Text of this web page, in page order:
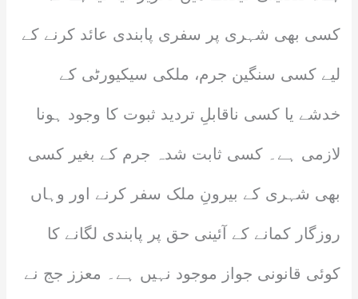
کسی بھی شہری پر سفری پابندی عائد کرنے کے
لیے کسی سنگین جرم، ملکی سیکیورٹی کے
خدشے یا کسی ناقابلِ تردید ثبوت کا وجود ہونا
لازمی ہے۔ کسی ثابت شدہ جرم کے بغیر کسی
بھی شہری کے بیرونِ ملک سفر کرنے اور وہاں
روزگار کمانے کے آئینی حق پر پابندی لگانے کا
کوئی قانونی جواز موجود نہیں ہے۔ معزز جج نے